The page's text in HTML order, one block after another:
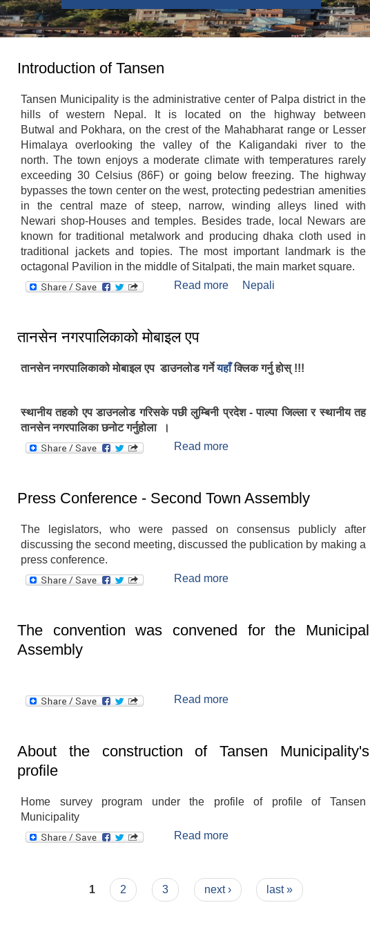
Introduction of Tansen
Tansen Municipality is the administrative center of Palpa district in the
hills of western Nepal. It is located on the highway between
Butwal and Pokhara, on the crest of the Mahabharat range or Lesser
Himalaya overlooking the valley of the Kaligandaki river to the
north. The town enjoys a moderate climate with temperatures rarely
exceeding 30 Celsius (86F) or going below freezing. The highway
bypasses the town center on the west, protecting pedestrian amenities
in the central maze of steep, narrow, winding alleys lined with
Newari shop-Houses and temples. Besides trade, local Newars are
known for traditional metalwork and producing dhaka cloth used in
traditional jackets and topies. The most important landmark is the
octagonal Pavilion in the middle of Sitalpati, the main market square.
Read more about Introduction of Tansen
Nepali
तानसेन नगरपालिकाको मोबाइल एप
तानसेन नगरपालिकाको मोबाइल एप डाउनलोड गर्नेयहाँक्लिक गर्नु होस् !!!
स्थानीय तहको एप डाउनलोड गरिसके पछी लुम्बिनी प्रदेश - पाल्पा जिल्ला र स्थानीय तह
तानसेन नगरपालिका छनोट गर्नुहोला ।
Read more
Press Conference - Second Town Assembly
The legislators, who were passed on consensus publicly after
discussing the second meeting, discussed the publication by making a
press conference.
Read more
The convention was convened for the Municipal
Assembly
Read more
About the construction of Tansen Municipality's
profile
Home survey program under the profile of profile of Tansen
Municipality
Read more
1 2 3 next › last »